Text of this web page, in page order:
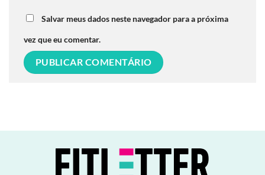
Salvar meus dados neste navegador para a próxima
vez que eu comentar.